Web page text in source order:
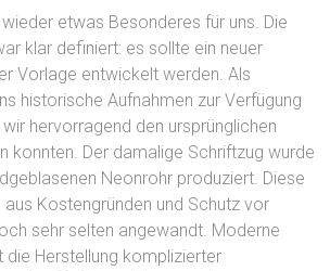
etwas Besonderes für uns. Die
klar definiert: es sollte ein neuer
Vorlage entwickelt werden. Als
historische Aufnahmen zur Verfügung
hervorragend den ursprünglichen
konnten. Der damalige Schriftzug wurde
Neonrohr produziert. Diese
aus Kostengründen und Schutz vor
sehr selten angewandt. Moderne
die Herstellung komplizierter